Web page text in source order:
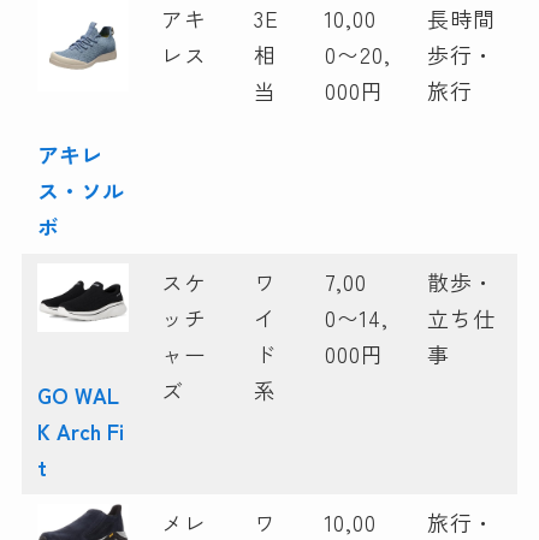
アキレ
ス・ソル
ボ
アキ
レス
3E
相
当
10,00
0〜20,
000円
長時間
歩行・
旅行
GO WAL
K Arch Fi
t
スケ
ッチ
ャー
ズ
ワ
イ
ド
系
7,00
0〜14,
000円
散歩・
立ち仕
事
メレ
ワ
10,00
旅行・